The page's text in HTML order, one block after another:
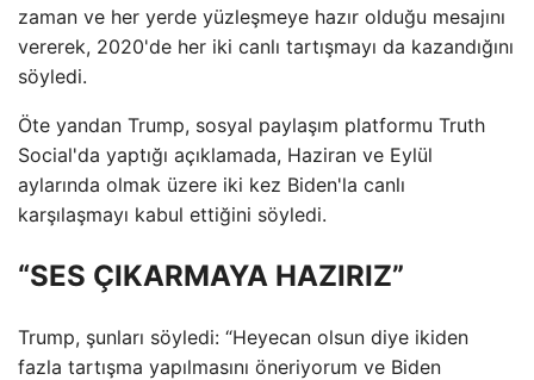
zaman ve her yerde yüzleşmeye hazır olduğu mesajını
vererek, 2020'de her iki canlı tartışmayı da kazandığını
söyledi.
Öte yandan Trump, sosyal paylaşım platformu Truth
Social'da yaptığı açıklamada, Haziran ve Eylül
aylarında olmak üzere iki kez Biden'la canlı
karşılaşmayı kabul ettiğini söyledi.
“SES ÇIKARMAYA HAZIRIZ”
Trump, şunları söyledi: “Heyecan olsun diye ikiden
fazla tartışma yapılmasını öneriyorum ve Biden